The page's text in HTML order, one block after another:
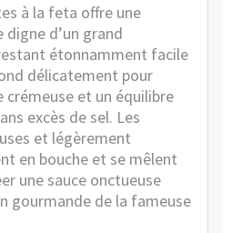
à la feta offre une
d’un grand
étonnamment facile
délicatement pour
et un équilibre
excès de sel. Les
et légèrement
en bouche et se mêlent
une sauce onctueuse
gourmande de la fameuse